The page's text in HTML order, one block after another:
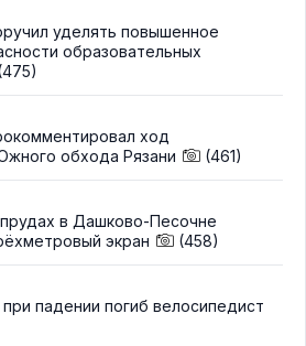
уделять повышенное
образовательных
ход
обхода Рязани
(461)
в Дашково-Песочне
экран
(458)
падении погиб велосипедист